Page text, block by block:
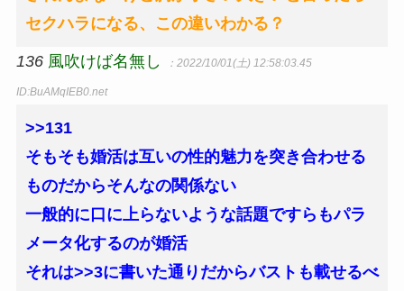
セクハラになる、この違いわかる？
136 風吹けば名無し ：2022/10/01(土) 12:58:03.45
ID:BuAMqIEB0.net
>>131
そもそも婚活は互いの性的魅力を突き合わせる
ものだからそんなの関係ない
一般的に口に上らないような話題ですらもパラ
メータ化するのが婚活
それは>>3に書いた通りだからバストも載せるべ